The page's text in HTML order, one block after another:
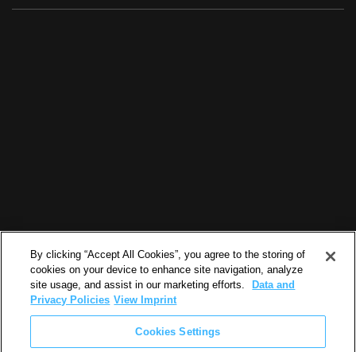
By clicking “Accept All Cookies”, you agree to the storing of
cookies on your device to enhance site navigation, analyze
site usage, and assist in our marketing efforts.
Data and
Privacy Policies View Imprint
Cookies Settings